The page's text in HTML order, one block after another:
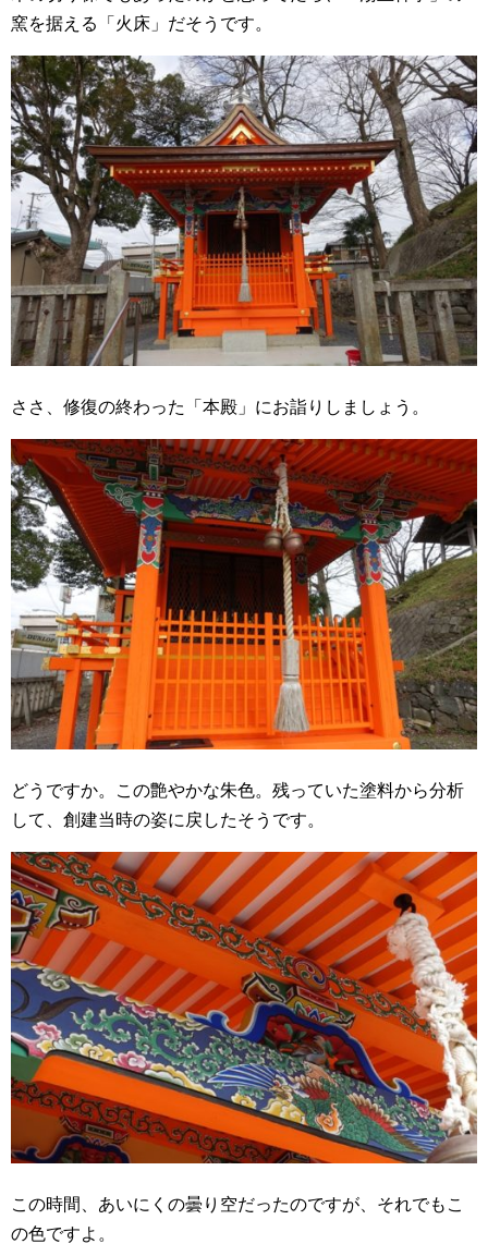
窯を据える「火床」だそうです。
ささ、修復の終わった「本殿」にお詣りしましょう。
どうですか。この艶やかな朱色。残っていた塗料から分析
して、創建当時の姿に戻したそうです。
この時間、あいにくの曇り空だったのですが、それでもこ
の色ですよ。